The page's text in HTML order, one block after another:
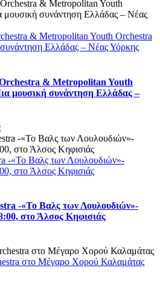
& Metropolitan Youth Orchestra
Ελλάδας – Νέας Υόρκης
& Metropolitan Youth
μουσική συνάντηση Ελλάδας –
-«Το Βαλς των Λουλουδιών»-
στο Άλσος Κηφισιάς
-«Το Βαλς των Λουλουδιών»-
στο Άλσος Κηφισιάς
στο Μέγαρο Χορού Καλαμάτας